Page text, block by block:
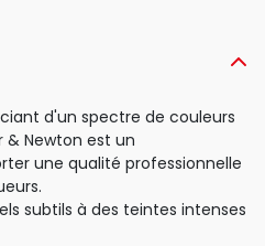
d'un spectre de couleurs
& Newton est un
une qualité professionnelle
subtils à des teintes intenses